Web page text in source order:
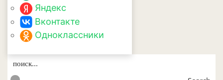
Яндекс
Вконтакте
Одноклассники